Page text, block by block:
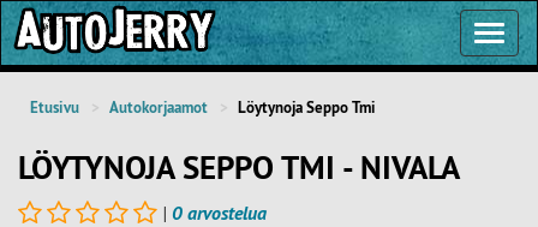
Etusivu Autokorjaamot Löytynoja Seppo Tmi
LÖYTYNOJA SEPPO TMI - NIVALA
| 0 arvostelua